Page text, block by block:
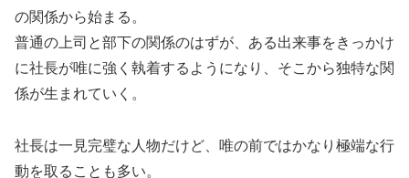
の関係から始まる。
普通の上司と部下の関係のはずが、ある出来事をきっかけ
に社長が唯に強く執着するようになり、そこから独特な関
係が生まれていく。
社長は一見完璧な人物だけど、唯の前ではかなり極端な行
動を取ることも多い。